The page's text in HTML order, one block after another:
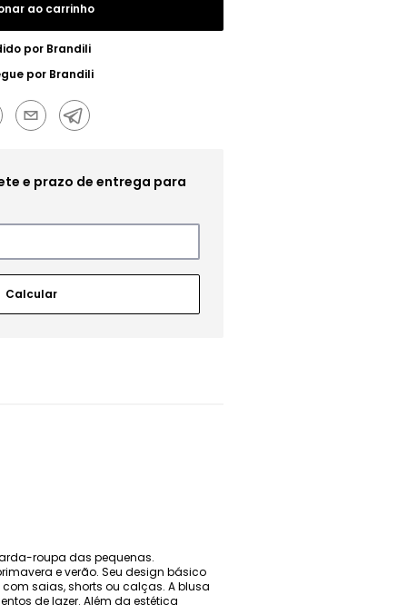
ao carrinho
por Brandili
por Brandili
roupa das pequenas.
e verão. Seu design básico
saias, shorts ou calças. A blusa
de lazer. Além da estética